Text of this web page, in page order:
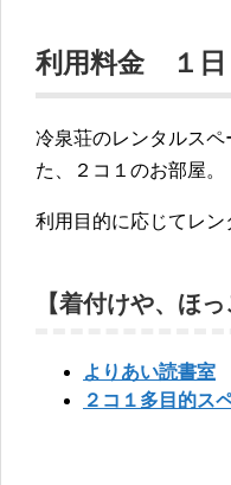
利用料金 １
冷泉荘のレンタルス
た、２コ１のお部屋。
利用目的に応じてレン
【着付けや、ほ
よりあい読書室
２コ１多目的ス